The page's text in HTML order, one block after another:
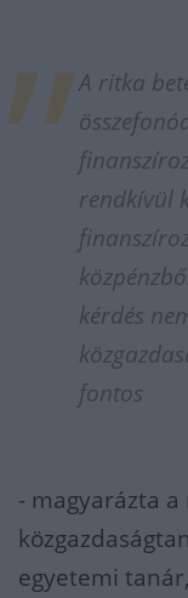
A ritka
rendkívül
kérdés
fontos
- magyarázta
egyetemi